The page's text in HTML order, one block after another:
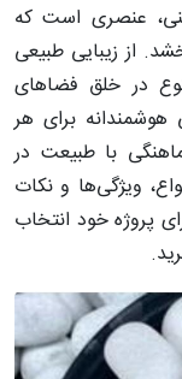
عنصری است که
از زیبایی طبیعی
در خلق فضاهای
برای هر
با طبیعت در
ویژگی‌ها و نکات
پروژه خود انتخاب